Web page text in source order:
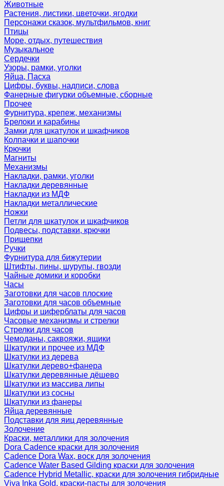
Животные
Растения, листики, цветочки, ягодки
Персонажи сказок, мультфильмов, книг
Птицы
Море, отдых, путешествия
Музыкальное
Сердечки
Узоры, рамки, уголки
Яйца, Пасха
Цифры, буквы, надписи, слова
Фанерные фигурки объемные, сборные
Прочее
Фурнитура, крепеж, механизмы
Брелоки и карабины
Замки для шкатулок и шкафчиков
Колпачки и шапочки
Крючки
Магниты
Механизмы
Накладки, рамки, уголки
Накладки деревянные
Накладки из МДФ
Накладки металлические
Ножки
Петли для шкатулок и шкафчиков
Подвесы, подставки, крючки
Прищепки
Ручки
Фурнитура для бижутерии
Штифты, пины, шурупы, гвозди
Чайные домики и коробки
Часы
Заготовки для часов плоские
Заготовки для часов объемные
Цифры и циферблаты для часов
Часовые механизмы и стрелки
Стрелки для часов
Чемоданы, саквояжи, ящики
Шкатулки и прочее из МДФ
Шкатулки из дерева
Шкатулки дерево+фанера
Шкатулки деревянные дёшево
Шкатулки из массива липы
Шкатулки из сосны
Шкатулки из фанеры
Яйца деревянные
Подставки для яиц деревянные
Золочение
Краски, металлики для золочения
Dora Cadence краски для золочения
Cadence Dora Wax, воск для золочения
Cadence Water Based Gilding краски для золочения
Cadence Hybrid Metallic, краски для золочения гибридные
Viva Inka Gold, краски-пасты для золочения